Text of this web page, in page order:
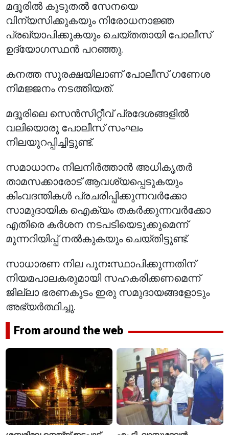
മദ്ദൂരിൽ കൂടുതൽ സേനയെ
വിന്യസിക്കുകയും നിരോധനാജ്ഞ
പ്രഖ്യാപിക്കുകയും ചെയ്തതായി പോലീസ്
ഉദ്യോഗസ്ഥൻ പറഞ്ഞു.
കനത്ത സുരക്ഷയിലാണ് പോലീസ് ഗണേശ
നിമജ്ജനം നടത്തിയത്.
മദ്ദൂരിലെ സെൻസിറ്റീവ് പ്രദേശങ്ങളിൽ
വലിയൊരു പോലീസ് സംഘം
നിലയുറപ്പിച്ചിട്ടുണ്ട്.
സമാധാനം നിലനിർത്താൻ അധികൃതർ
താമസക്കാരോട് ആവശ്യപ്പെടുകയും
കിംവദന്തികൾ പ്രചരിപ്പിക്കുന്നവർക്കോ
സാമുദായിക ഐക്യം തകർക്കുന്നവർക്കോ
എതിരെ കർശന നടപടിയെടുക്കുമെന്ന്
മുന്നറിയിപ്പ് നൽകുകയും ചെയ്തിട്ടുണ്ട്.
സാധാരണ നില പുനഃസ്ഥാപിക്കുന്നതിന്
നിയമപാലകരുമായി സഹകരിക്കണമെന്ന്
ജില്ലാ ഭരണകൂടം ഇരു സമുദായങ്ങളോടും
അഭ്യർത്ഥിച്ചു.
From around the web